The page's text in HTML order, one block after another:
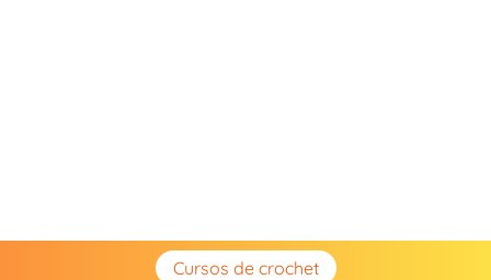
Cursos de crochet